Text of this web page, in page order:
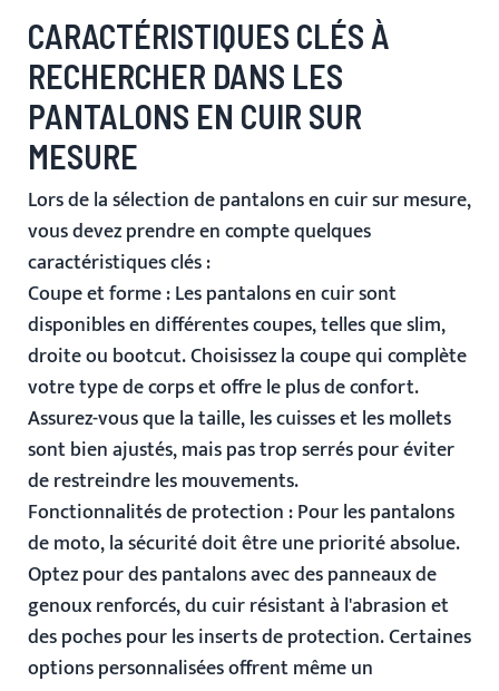
CARACTÉRISTIQUES CLÉS À
RECHERCHER DANS LES
PANTALONS EN CUIR SUR
MESURE
Lors de la sélection de pantalons en cuir sur mesure,
vous devez prendre en compte quelques
caractéristiques clés :
Coupe et forme: Les pantalons en cuir sont
disponibles en différentes coupes, telles que slim,
droite ou bootcut. Choisissez la coupe qui complète
votre type de corps et offre le plus de confort.
Assurez-vous que la taille, les cuisses et les mollets
sont bien ajustés, mais pas trop serrés pour éviter
de restreindre les mouvements.
Fonctionnalités de protection : Pour les pantalons
de moto, la sécurité doit être une priorité absolue.
Optez pour des pantalons avec des panneaux de
genoux renforcés, du cuir résistant à l'abrasion et
des poches pour les inserts de protection. Certaines
options personnalisées offrent même un